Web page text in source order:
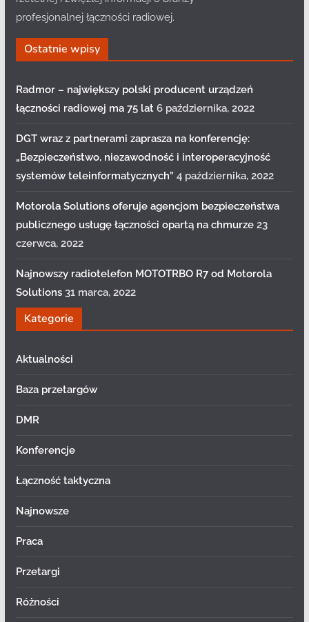
profesjonalnej łączności radiowej.
Ostatnie wpisy
Radmor – największy polski producent urządzeń
łączności radiowej ma 75 lat 6 października, 2022
DGT wraz z partnerami zaprasza na konferencję:
„Bezpieczeństwo, niezawodność i interoperacyjność
systemów teleinformatycznych” 4 października, 2022
Motorola Solutions oferuje agencjom bezpieczeństwa
publicznego usługę łączności opartą na chmurze 23
czerwca, 2022
Najnowszy radiotelefon MOTOTRBO R7 od Motorola
Solutions 31 marca, 2022
Kategorie
Aktualności
Baza przetargów
DMR
Konferencje
Łączność taktyczna
Najnowsze
Praca
Przetargi
Różności